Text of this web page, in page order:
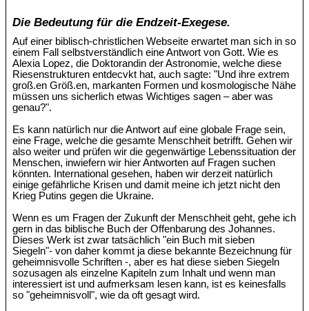
Die Bedeutung für die Endzeit-Exegese.
Auf einer biblisch-christlichen Webseite erwartet man sich in so
einem Fall selbstverständlich eine Antwort von Gott. Wie es
Alexia Lopez, die Doktorandin der Astronomie, welche diese
Riesenstrukturen entdecvkt hat, auch sagte: "Und ihre extrem
groß.en Größ.en, markanten Formen und kosmologische Nähe
müssen uns sicherlich etwas Wichtiges sagen – aber was
genau?".
Es kann natürlich nur die Antwort auf eine globale Frage sein,
eine Frage, welche die gesamte Menschheit betrifft. Gehen wir
also weiter und prüfen wir die gegenwärtige Lebenssituation der
Menschen, inwiefern wir hier Antworten auf Fragen suchen
könnten. International gesehen, haben wir derzeit natürlich
einige gefährliche Krisen und damit meine ich jetzt nicht den
Krieg Putins gegen die Ukraine.
Wenn es um Fragen der Zukunft der Menschheit geht, gehe ich
gern in das biblische Buch der Offenbarung des Johannes.
Dieses Werk ist zwar tatsächlich "ein Buch mit sieben
Siegeln"- von daher kommt ja diese bekannte Bezeichnung für
geheimnisvolle Schriften -, aber es hat diese sieben Siegeln
sozusagen als einzelne Kapiteln zum Inhalt und wenn man
interessiert ist und aufmerksam lesen kann, ist es keinesfalls
so "geheimnisvoll", wie da oft gesagt wird.